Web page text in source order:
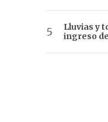
Lluvias y
ingreso